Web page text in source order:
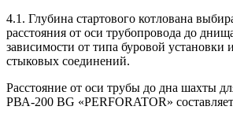
4.1. Глубина стартового котлована
расстояния от оси трубопровода до
зависимости от типа буровой установки
стыковых соединений.
Расстояние от оси трубы до дна шахты
РВА-200 BG «PERFORATOR»